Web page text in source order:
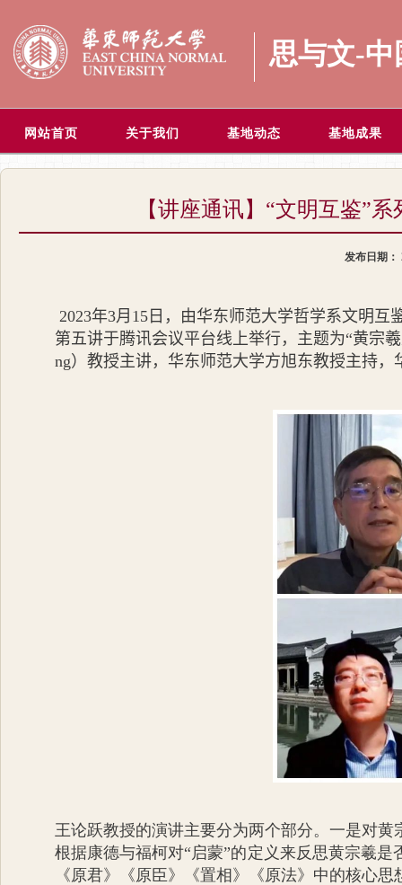
思与文-
网站首页 关于我们 基地动态 基地成果
【讲座通讯】“文明互鉴”
发布日期：
2023年3月 15 日，由华东师范大学哲学系文明互
第五讲于腾讯会议平台线上举行，主题为“黄宗
ng）教授主讲，华东师范大学方旭东教授主持
王论跃教授的演讲主要分为两个部分。一是对
根据康德与福柯对“启蒙”的定义来反思黄宗羲
《原君》《原臣》《置相》《原法》中的核心